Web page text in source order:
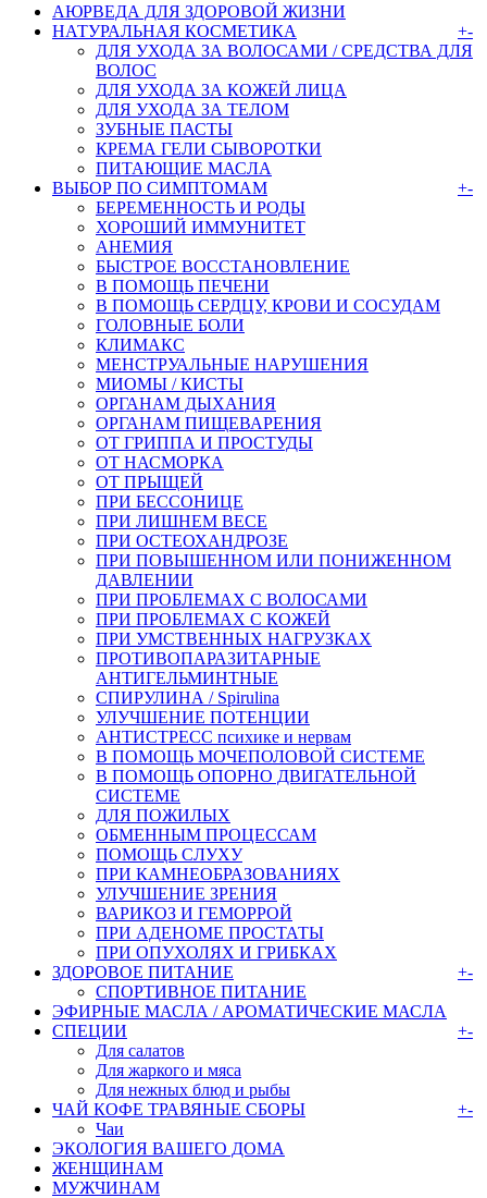
АЮРВЕДА ДЛЯ ЗДОРОВОЙ ЖИЗНИ
НАТУРАЛЬНАЯ КОСМЕТИКА
+-
ДЛЯ УХОДА ЗА ВОЛОСАМИ / СРЕДСТВА ДЛЯ
ВОЛОС
ДЛЯ УХОДА ЗА КОЖЕЙ ЛИЦА
ДЛЯ УХОДА ЗА ТЕЛОМ
ЗУБНЫЕ ПАСТЫ
КРЕМА ГЕЛИ СЫВОРОТКИ
ПИТАЮЩИЕ МАСЛА
ВЫБОР ПО СИМПТОМАМ
+-
БЕРЕМЕННОСТЬ И РОДЫ
ХОРОШИЙ ИММУНИТЕТ
АНЕМИЯ
БЫСТРОЕ ВОССТАНОВЛЕНИЕ
В ПОМОЩЬ ПЕЧЕНИ
В ПОМОЩЬ СЕРДЦУ, КРОВИ И СОСУДАМ
ГОЛОВНЫЕ БОЛИ
КЛИМАКС
МЕНСТРУАЛЬНЫЕ НАРУШЕНИЯ
МИОМЫ / КИСТЫ
ОРГАНАМ ДЫХАНИЯ
ОРГАНАМ ПИЩЕВАРЕНИЯ
ОТ ГРИППА И ПРОСТУДЫ
ОТ НАСМОРКА
ОТ ПРЫЩЕЙ
ПРИ БЕССОНИЦЕ
ПРИ ЛИШНЕМ ВЕСЕ
ПРИ ОСТЕОХАНДРОЗЕ
ПРИ ПОВЫШЕННОМ ИЛИ ПОНИЖЕННОМ
ДАВЛЕНИИ
ПРИ ПРОБЛЕМАХ С ВОЛОСАМИ
ПРИ ПРОБЛЕМАХ С КОЖЕЙ
ПРИ УМСТВЕННЫХ НАГРУЗКАХ
ПРОТИВОПАРАЗИТАРНЫЕ
АНТИГЕЛЬМИНТНЫЕ
СПИРУЛИНА / Spirulina
УЛУЧШЕНИЕ ПОТЕНЦИИ
АНТИСТРЕСС психике и нервам
В ПОМОЩЬ МОЧЕПОЛОВОЙ СИСТЕМЕ
В ПОМОЩЬ ОПОРНО ДВИГАТЕЛЬНОЙ
СИСТЕМЕ
ДЛЯ ПОЖИЛЫХ
ОБМЕННЫМ ПРОЦЕССАМ
ПОМОЩЬ СЛУХУ
ПРИ КАМНЕОБРАЗОВАНИЯХ
УЛУЧШЕНИЕ ЗРЕНИЯ
ВАРИКОЗ И ГЕМОРРОЙ
ПРИ АДЕНОМЕ ПРОСТАТЫ
ПРИ ОПУХОЛЯХ И ГРИБКАХ
ЗДОРОВОЕ ПИТАНИЕ
+-
СПОРТИВНОЕ ПИТАНИЕ
ЭФИРНЫЕ МАСЛА / АРОМАТИЧЕСКИЕ МАСЛА
СПЕЦИИ
+-
Для салатов
Для жаркого и мяса
Для нежных блюд и рыбы
ЧАЙ КОФЕ ТРАВЯНЫЕ СБОРЫ
+-
Чаи
ЭКОЛОГИЯ ВАШЕГО ДОМА
ЖЕНЩИНАМ
МУЖЧИНАМ